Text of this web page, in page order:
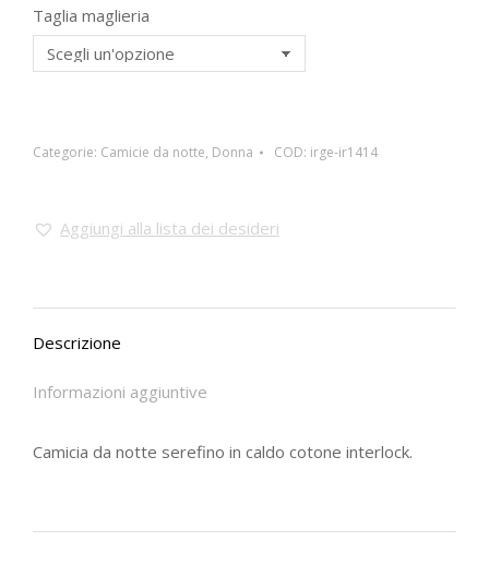
Taglia maglieria
Categorie: Camicie da notte, Donna COD: irge-ir1414
Aggiungi alla lista dei desideri
Descrizione
Informazioni aggiuntive
Camicia da notte serefino in caldo cotone interlock.